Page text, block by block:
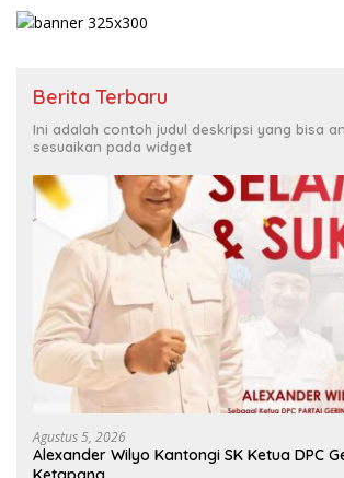
Berita Terbaru
Ini adalah contoh judul deskripsi yang bisa
sesuaikan pada widget
Agustus 5, 2026
Alexander Wilyo Kantongi SK Ketua DPC